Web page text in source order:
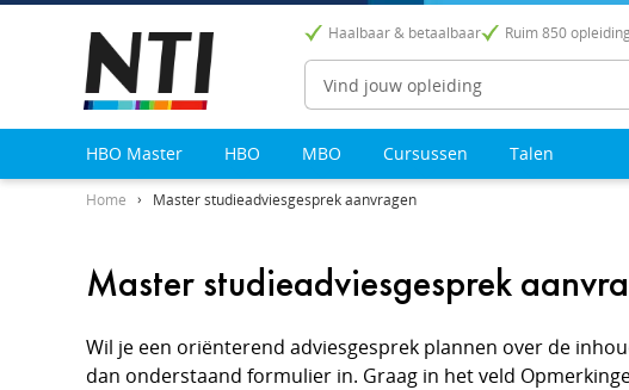
Haalbaar & betaalbaar Ruim 850
Zoeken
HBO Master HBO MBO Cursussen Talen
Home Master studieadviesgesprek aanvragen
Master studieadviesgesprek
Wil je een oriënterend adviesgesprek plannen over de
dan onderstaand formulier in. Graag in het veld